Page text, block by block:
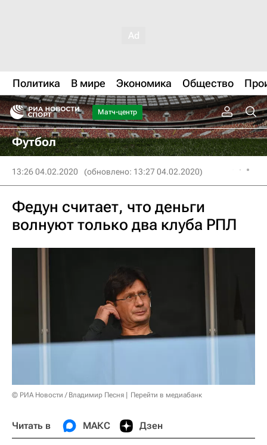
Политика В мире Экономика Общество
Матч-центр
Футбол
13:26 04.02.2020 (обновлено: 13:27 04.02.2020)
Федун считает, что деньги
волнуют только два клуба РПЛ
© РИА Новости / Владимир Песня Перейти в медиабанк
Читать в МАКС Дзен